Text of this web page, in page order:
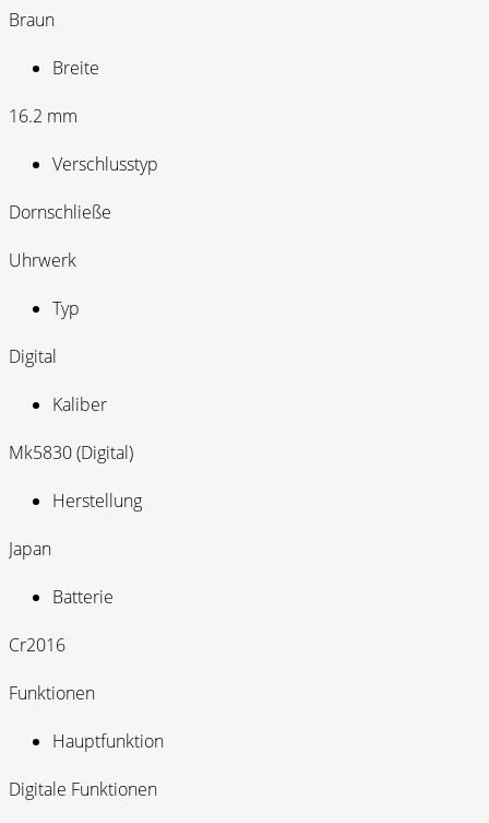
Braun
Breite
16.2 mm
Verschlusstyp
Dornschließe
Uhrwerk
Typ
Digital
Kaliber
Mk5830 (Digital)
Herstellung
Japan
Batterie
Cr2016
Funktionen
Hauptfunktion
Digitale Funktionen